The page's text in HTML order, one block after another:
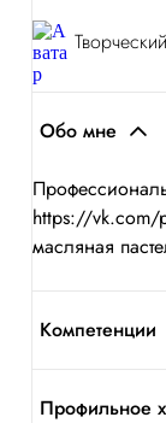
Обо мне
https://vk.com/
масляная
Компетенции
Профильное